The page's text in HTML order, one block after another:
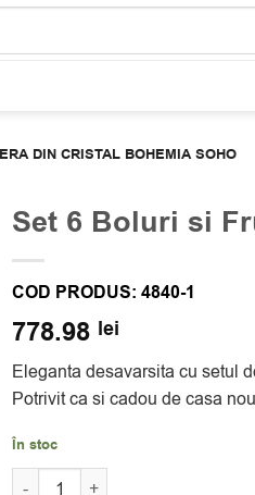
DIN CRISTAL BOHEMIA SOHO
Set 6 Boluri si
COD PRODUS: 4840-1
778.98 lei
Eleganta desavarsita cu setul
Potrivit ca si cadou de casa
În stoc
Cantitate Set 6 Boluri si